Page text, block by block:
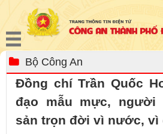
Bộ Công An
Đồng chí Trần Quốc
đạo mẫu mực, người
sản trọn đời vì nước, vì